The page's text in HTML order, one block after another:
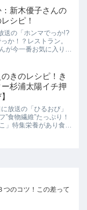
品レシピ⑩品大公開！
新木優子さんの
シピ！
送の「ホンマでっか!?
か！？レストラン。
が今一番お気に入りの
卵焼きのレシピの紹
きのレシピ！き
杉浦太陽イチ押
放送の「ひるおび」
”食物繊維”たっぷり！
」特集栄養があり食物
つのコツ！この差って